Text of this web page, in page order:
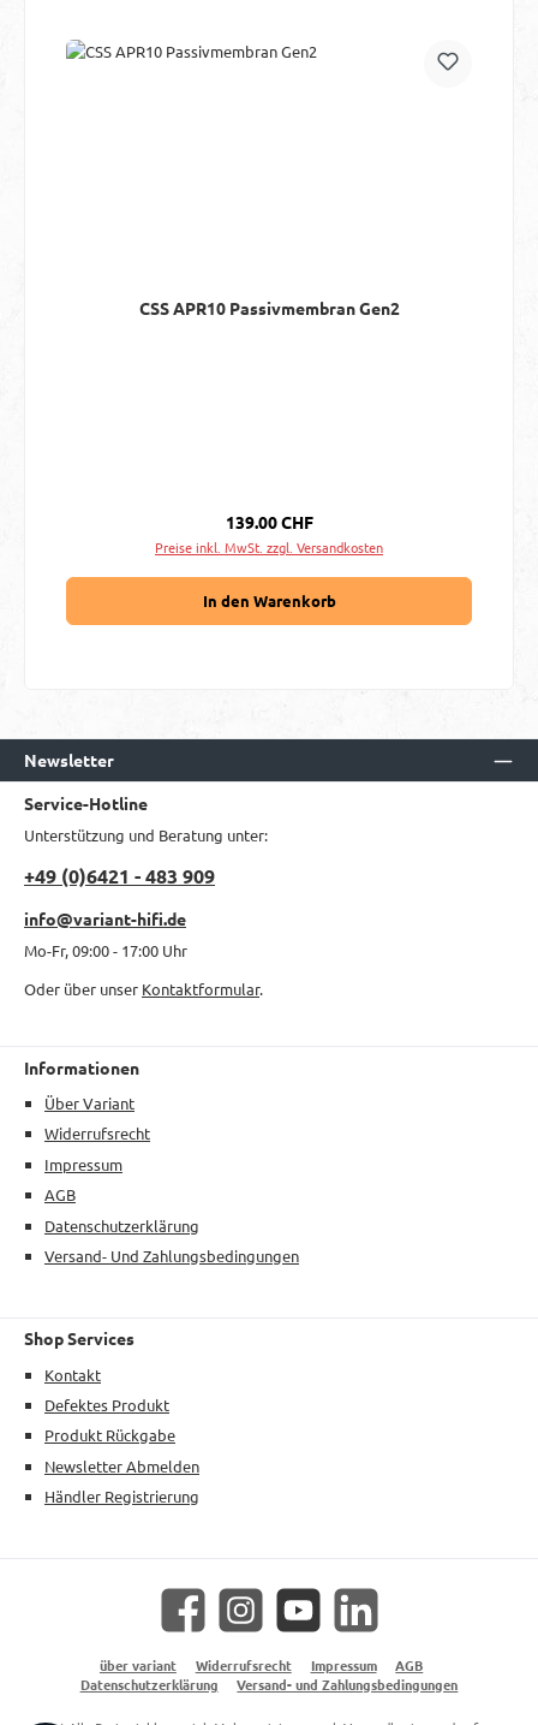
CSS APR10 Passivmembran Gen2
Regulärer Preis:
139.00 CHF
Preise inkl. MwSt. zzgl. Versandkosten
In den Warenkorb
Newsletter
Service-Hotline
Unterstützung und Beratung unter:
+49 (0)6421 - 483 909
info@variant-hifi.de
Mo-Fr, 09:00 - 17:00 Uhr
Oder über unser Kontaktformular.
Informationen
Über Variant
Widerrufsrecht
Impressum
AGB
Datenschutzerklärung
Versand- Und Zahlungsbedingungen
Shop Services
Kontakt
Defektes Produkt
Produkt Rückgabe
Newsletter Abmelden
Händler Registrierung
Facebook Instagram YouTube LinkedIn
über variant Widerrufsrecht Impressum
AGB
Datenschutzerklärung
Versand- und Zahlungsbedingungen